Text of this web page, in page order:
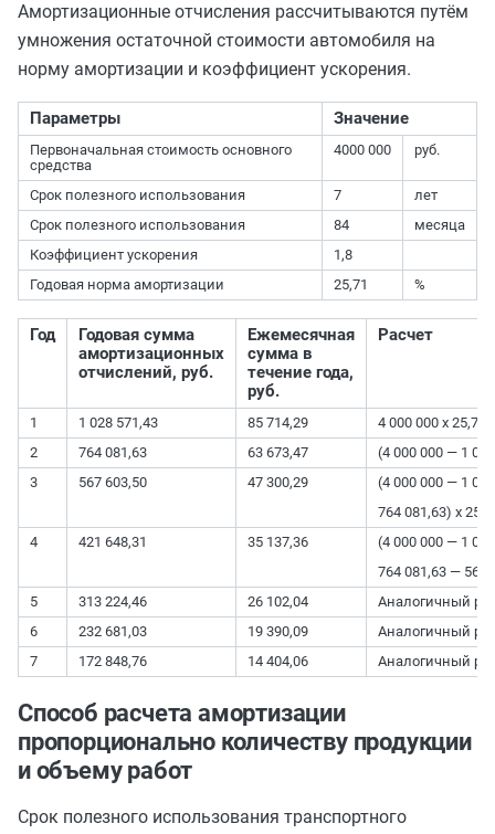
Амортизационные отчисления рассчитываются путём
умножения остаточной стоимости автомобиля на
норму амортизации и коэффициент ускорения.
Параметры Значение
Первоначальная стоимость основного
средства
4000 000 руб.
Срок полезного использования 7
лет
Срок полезного использования
84
месяца
Коэффициент ускорения
1,8
Годовая норма амортизации
25,71 %
Год
Годовая сумма
амортизационных
отчислений, руб.
Ежемесячная
сумма в
течение года,
руб.
Расчет
1 1 028 571,43 85 714,29
4 000 000 х 25,71
2
764 081,63 63 673,47
(4 000 000 — 1
3
567 603,50 47 300,29
(4 000 000 — 1
764 081,63) х
4
421 648,31 35 137,36
(4 000 000 — 1
764 081,63 — 567
5
313 224,46 26 102,04
Аналогичный
6
232 681,03 19 390,09
Аналогичный
7
172 848,76 14 404,06 Аналогичный
Способ расчета амортизации
пропорционально количеству продукции
и объему работ
Срок полезного использования транспортного